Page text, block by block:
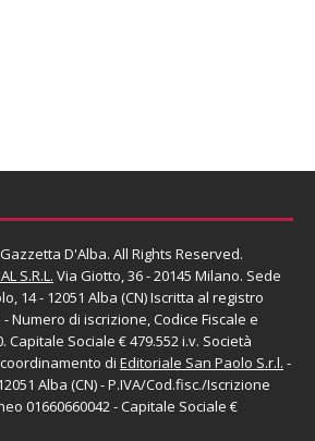
D'Alba. All Rights Reserved.
S.R.L. Via Giotto, 36 - 20145 Milano. Sede
14 - 12051 Alba (CN) Iscritta al registro
Numero di iscrizione, Codice Fiscale e
Capitale Sociale € 479.552 i.v. Società
di Editoriale San Paolo S.r.l. -
Alba (CN) - P.IVA/Cod.fisc./Iscrizione
01660660042 - Capitale Sociale €